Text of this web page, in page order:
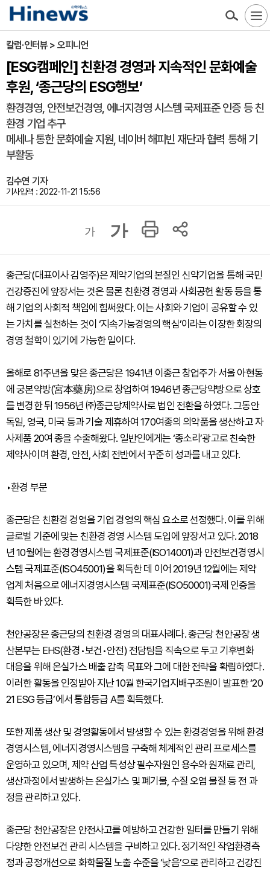
칼럼·인터뷰 > 오피니언
[ESG캠페인] 친환경 경영과 지속적인 문화예술
후원, ‘종근당의 ESG행보’
환경경영, 안전보건경영, 에너지경영 시스템 국제표준 인증 등 친
환경 기업 추구
메세나 통한 문화예술 지원, 네이버 해피빈 재단과 협력 통해 기
부활동
김수연 기자
기사입력 : 2022-11-21 15:56
가 가
종근당(대표이사 김영주)은 제약기업의 본질인 신약기업을 통해 국민
건강증진에 앞장서는 것은 물론 친환경 경영과 사회공헌 활동 등을 통
해 기업의 사회적 책임에 힘써왔다. 이는 사회와 기업이 공유할 수 있
는 가치를 실천하는 것이 ‘지속가능경영의 핵심’이라는 이장한 회장의
경영 철학이 있기에 가능한 일이다.
올해로 81주년을 맞은 종근당은 1941년 이종근 창업주가 서울 아현동
에 궁본약방(宮本藥房)으로 창업하여 1946년 종근당약방으로 상호
를 변경한 뒤 1956년 ㈜종근당제약사로 법인 전환을 하였다. 그동안
독일, 영국, 미국 등과 기술 제휴하여 170여종의 의약품을 생산하고 자
사제품 20여 종을 수출해왔다. 일반인에게는 ‘종소리’광고로 친숙한
제약사이며 환경, 안전, 사회 전반에서 꾸준히 성과를 내고 있다.
‣환경 부문
종근당은 친환경 경영을 기업 경영의 핵심 요소로 선정했다. 이를 위해
글로벌 기준에 맞는 친환경 경영 시스템 도입에 앞장서고 있다. 2018
년 10월에는 환경경영시스템 국제표준(ISO14001)과 안전보건경영시
스템 국제표준(ISO45001)을 획득한 데 이어 2019년 12월에는 제약
업계 처음으로 에너지경영시스템 국제표준(ISO50001)국제 인증을
획득한 바 있다.
천안공장은 종근당의 친환경 경영의 대표사례다. 종근당 천안공장 생
산본부는 EHS(환경•보건•안전) 전담팀을 직속으로 두고 기후변화
대응을 위해 온실가스 배출 감축 목표와 그에 대한 전략을 확립하였다.
이러한 활동을 인정받아 지난 10월 한국기업지배구조원이 발표한 ‘20
21 ESG 등급’에서 통합등급 A를 획득했다.
또한 제품 생산 및 경영활동에서 발생할 수 있는 환경경영을 위해 환경
경영시스템, 에너지경영시스템을 구축해 체계적인 관리 프로세스를
운영하고 있으며, 제약 산업 특성상 필수자원인 용수와 원재료 관리,
생산과정에서 발생하는 온실가스 및 폐기물, 수질 오염 물질 등 전 과
정을 관리하고 있다.
종근당 천안공장은 안전사고를 예방하고 건강한 일터를 만들기 위해
다양한 안전보건 관리 시스템을 구비하고 있다. 정기적인 작업환경측
정과 공정개선으로 화학물질 노출 수준을 ‘낮음’으로 관리하고 건강진